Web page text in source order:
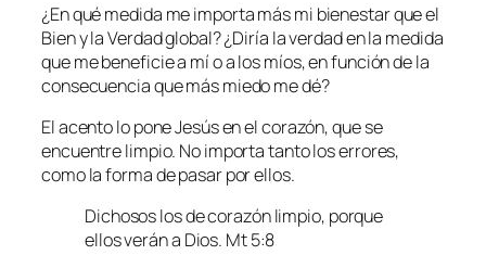
¿En qué medida me importa más mi bienestar que el
Bien y la Verdad global? ¿Diría la verdad en la medida
que me beneficie a mí o a los míos, en función de la
consecuencia que más miedo me dé?
El acento lo pone Jesús en el corazón, que se
encuentre limpio. No importa tanto los errores,
como la forma de pasar por ellos.
Dichosos los de corazón limpio, porque
ellos verán a Dios. Mt 5:8